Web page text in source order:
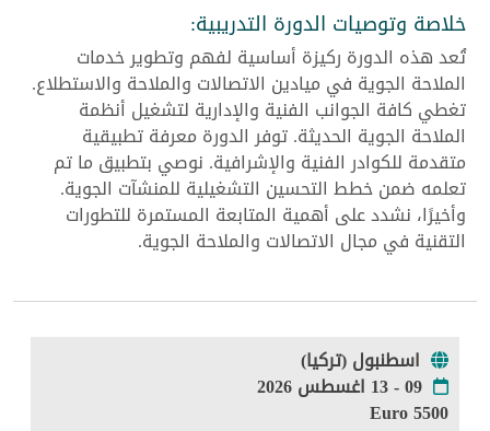
خلاصة وتوصيات الدورة التدريبية:
تُعد هذه الدورة ركيزة أساسية لفهم وتطوير خدمات
الملاحة الجوية في ميادين الاتصالات والملاحة والاستطلاع.
تغطي كافة الجوانب الفنية والإدارية لتشغيل أنظمة
الملاحة الجوية الحديثة. توفر الدورة معرفة تطبيقية
متقدمة للكوادر الفنية والإشرافية. نوصي بتطبيق ما تم
تعلمه ضمن خطط التحسين التشغيلية للمنشآت الجوية.
وأخيرًا، نشدد على أهمية المتابعة المستمرة للتطورات
التقنية في مجال الاتصالات والملاحة الجوية.
اسطنبول (تركيا)
09 - 13 اغسطس 2026
5500 Euro